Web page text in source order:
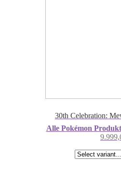
30th Celebration:
Alle Pokémon